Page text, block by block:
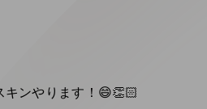
ンやります！😄👏🏻